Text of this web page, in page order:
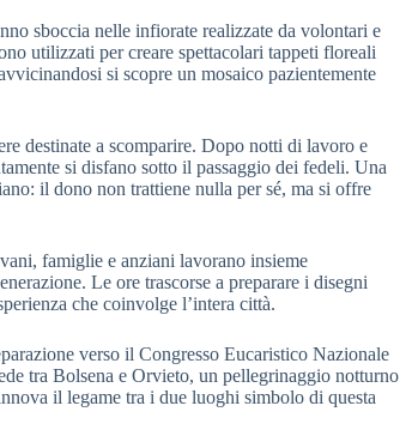
sboccia nelle infiorate realizzate da volontari e
utilizzati per creare spettacolari tappeti floreali
si scopre un mosaico pazientemente
destinate a scomparire. Dopo notti di lavoro e
si disfano sotto il passaggio dei fedeli. Una
il dono non trattiene nulla per sé, ma si offre
famiglie e anziani lavorano insieme
Le ore trascorse a preparare i disegni
che coinvolge l’intera città.
verso il Congresso Eucaristico Nazionale
tra Bolsena e Orvieto, un pellegrinaggio notturno
il legame tra i due luoghi simbolo di questa